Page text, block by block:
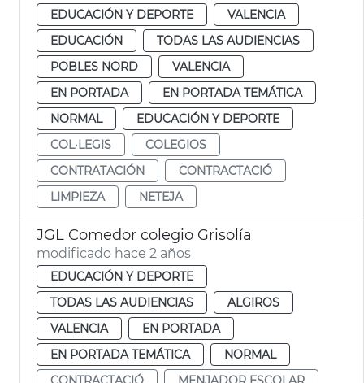
EDUCACIÓN Y DEPORTE
VALENCIA
EDUCACIÓN
TODAS LAS AUDIENCIAS
POBLES NORD
VALENCIA
EN PORTADA
EN PORTADA TEMÁTICA
NORMAL
EDUCACIÓN Y DEPORTE
COL·LEGIS
COLEGIOS
CONTRATACIÓN
CONTRACTACIÓ
LIMPIEZA
NETEJA
JGL Comedor colegio Grisolía
modificado hace 2 años
EDUCACIÓN Y DEPORTE
TODAS LAS AUDIENCIAS
ALGIROS
VALENCIA
EN PORTADA
EN PORTADA TEMÁTICA
NORMAL